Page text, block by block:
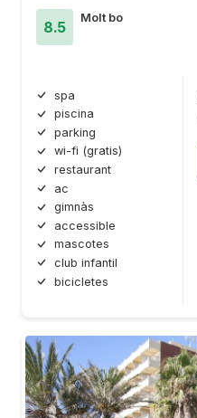
8.5
Molt bo
spa
piscina
parking
wi-fi (gratis)
restaurant
ac
gimnàs
accessible
mascotes
club infantil
bicicletes